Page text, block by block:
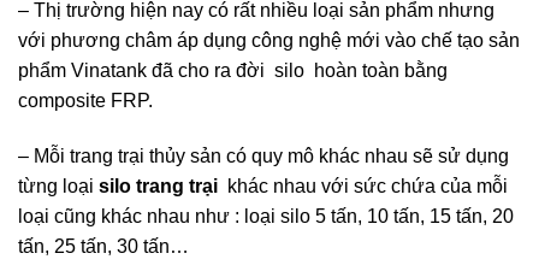
– Thị trường hiện nay có rất nhiều loại sản phẩm nhưng
với phương châm áp dụng công nghệ mới vào chế tạo sản
phẩm Vinatank đã cho ra đời silo hoàn toàn bằng
composite FRP.
– Mỗi trang trại thủy sản có quy mô khác nhau sẽ sử dụng
từng loại silo trang trại khác nhau với sức chứa của mỗi
loại cũng khác nhau như : loại silo 5 tấn, 10 tấn, 15 tấn, 20
tấn, 25 tấn, 30 tấn…